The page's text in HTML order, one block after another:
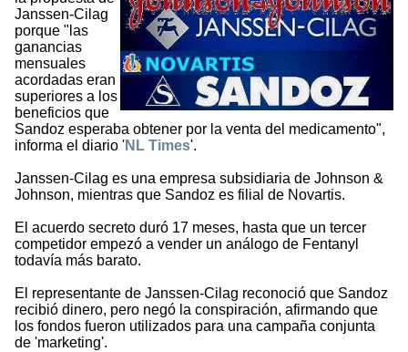
Janssen-Cilag
porque "las
ganancias
mensuales
acordadas eran
superiores a los
beneficios que
Sandoz esperaba obtener por la venta del medicamento",
informa el diario 'NL Times'.
Janssen-Cilag es una empresa subsidiaria de Johnson &
Johnson, mientras que Sandoz es filial de Novartis.
El acuerdo secreto duró 17 meses, hasta que un tercer
competidor empezó a vender un análogo de Fentanyl
todavía más barato.
El representante de Janssen-Cilag reconoció que Sandoz
recibió dinero, pero negó la conspiración, afirmando que
los fondos fueron utilizados para una campaña conjunta
de 'marketing'.